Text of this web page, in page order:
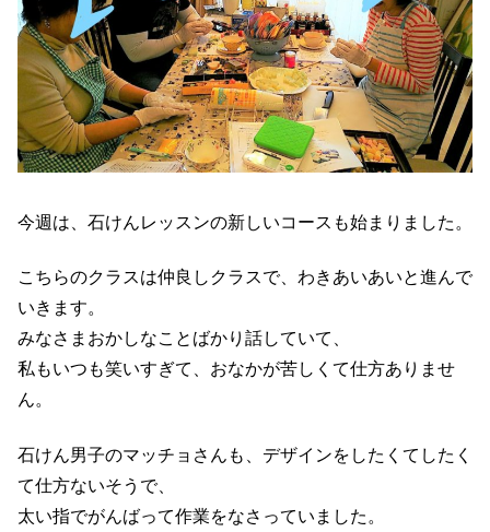
今週は、石けんレッスンの新しいコースも始まりました。
こちらのクラスは仲良しクラスで、わきあいあいと進んで
いきます。
みなさまおかしなことばかり話していて、
私もいつも笑いすぎて、おなかが苦しくて仕方ありませ
ん。
石けん男子のマッチョさんも、デザインをしたくてしたく
て仕方ないそうで、
太い指でがんばって作業をなさっていました。